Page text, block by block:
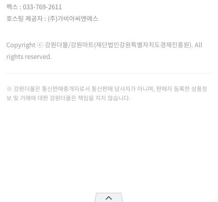
팩스 : 033-769-2611
호스팅 제공자 : (주)가비아씨엔에스
Copyright ⓒ 강원더몰/강원마트(재단법인강원특별자치도경제진흥원). All
rights reserved.
※ 강원더몰은 통신판매중개자로서 통신판매 당사자가 아니며, 판매자 등록한 상품정
보 및 거래에 대한 강원더몰은 책임을 지지 않습니다.